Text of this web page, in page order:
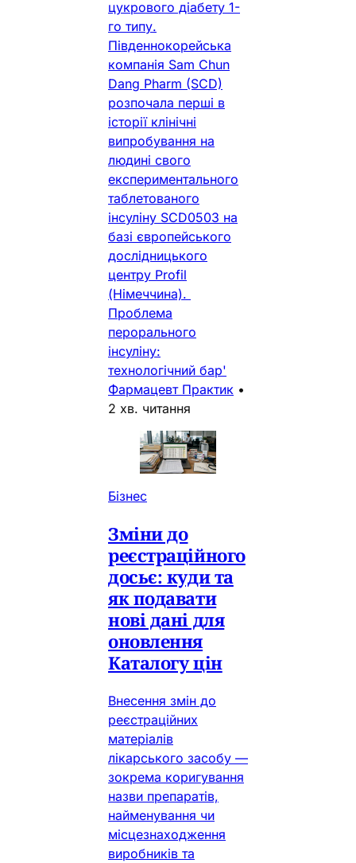
цукрового діабету 1-
го типу.
Південнокорейська
компанія Sam Chun
Dang Pharm (SCD)
розпочала перші в
історії клінічні
випробування на
людині свого
експериментального
таблетованого
інсуліну SCD0503 на
базі європейського
дослідницького
центру Profil
(Німеччина).
Проблема
перорального
інсуліну:
технологічний бар'
Фармацевт Практик •
2 хв. читання
Бізнес
Зміни до
реєстраційного
досьє: куди та
як подавати
нові дані для
оновлення
Каталогу цін
Внесення змін до
реєстраційних
матеріалів
лікарського засобу —
зокрема коригування
назви препаратів,
найменування чи
місцезнаходження
виробників та